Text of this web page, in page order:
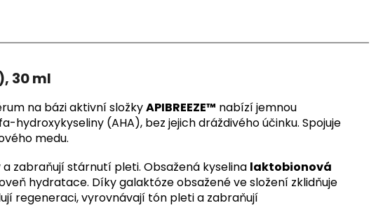
30 ml
na bázi aktivní složkyAPIBREEZE™ nabízí jemnou
(AHA), bez jejich dráždivého účinku. Spojuje
medu.
zabraňují stárnutí pleti. Obsažená kyselina laktobionová
hydratace. Díky galaktóze obsažené ve složení zklidňuje
regeneraci, vyrovnávají tón pleti a zabraňují